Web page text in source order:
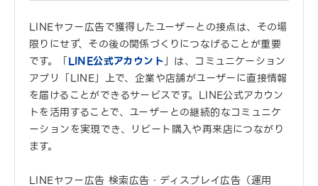
LINEヤフー広告で獲得したユーザーとの接点は、その場
限りにせず、その後の関係づくりにつなげることが重要
です。「LINE公式アカウント」は、コミュニケーション
アプリ「LINE」上で、企業や店舗がユーザーに直接情報
を届けることができるサービスです。LINE公式アカウン
トを活用することで、ユーザーとの継続的なコミュニケ
ーションを実現でき、リピート購入や再来店につながり
ます。
LINEヤフー広告 検索広告・ディスプレイ広告（運用